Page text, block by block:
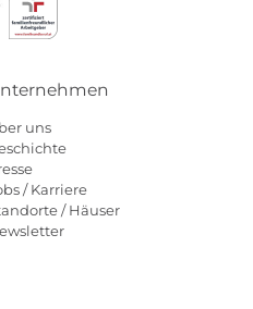
uns
/ Karriere
/ Häuser